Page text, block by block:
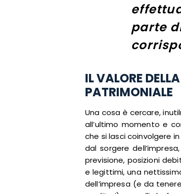
parte
IL VALORE
PATRIMONIALE
Una cosa è cercare,
all’ultimo momento e
che si lasci coinvolgere
dal sorgere
previsione, posizioni
e legittimi, una
dell’impresa (e da